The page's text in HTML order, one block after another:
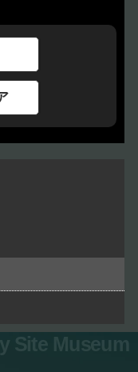
Site Museum